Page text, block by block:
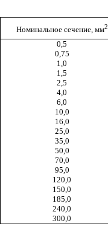
Номинальное сечение, мм2
0,5
0,75
1,0
1,5
2,5
4,0
6,0
10,0
16,0
25,0
35,0
50,0
70,0
95,0
120,0
150,0
185,0
240,0
300,0